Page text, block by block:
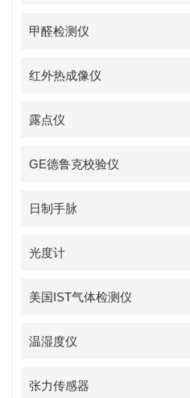
甲醛检测仪
红外热成像仪
露点仪
GE德鲁克校验仪
日制手脉
光度计
美国IST气体检测仪
温湿度仪
张力传感器